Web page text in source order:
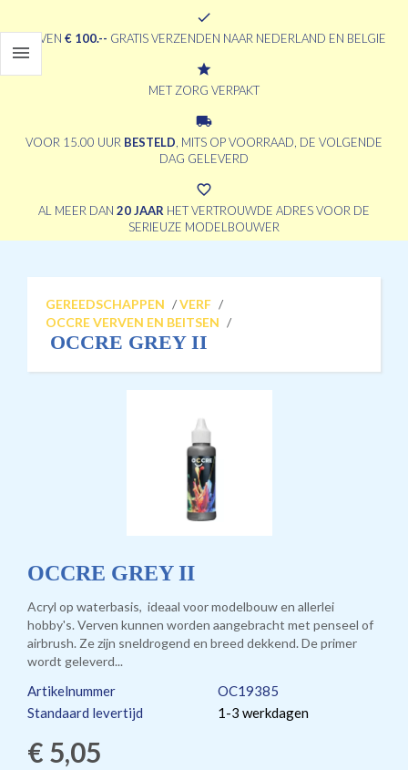

check
BOVEN € 100.-- GRATIS VERZENDEN NAAR NEDERLAND EN BELGIE
grade
MET ZORG VERPAKT
local_shipping
VOOR 15.00 UUR BESTELD , MITS OP VOORRAAD, DE VOLGENDE
DAG GELEVERD
favorite_border
AL MEER DAN 20 JAAR HET VERTROUWDE ADRES VOOR DE
SERIEUZE MODELBOUWER
GEREEDSCHAPPEN /VERF /
OCCRE VERVEN EN BEITSEN /
OCCRE GREY II
OCCRE GREY II
Acryl op waterbasis, ideaal voor modelbouw en allerlei
hobby's. Verven kunnen worden aangebracht met penseel of
airbrush. Ze zijn sneldrogend en breed dekkend. De primer
wordt geleverd...
Artikelnummer
OC19385
Standaard levertijd
1-3 werkdagen
€ 5,05